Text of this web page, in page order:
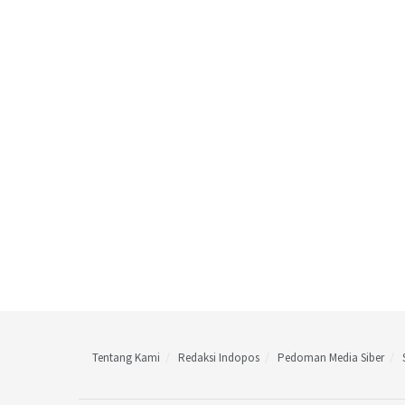
Tentang Kami Redaksi Indopos Pedoman Media Siber